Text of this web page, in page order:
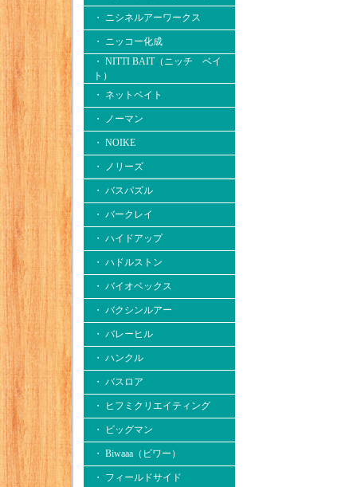
・ ニシネルアーワークス
・ ニッコー化成
・ NITTI BAIT（ニッチ ベイ
ト）
・ ネットベイト
・ ノーマン
・ NOIKE
・ ノリーズ
・ バスパズル
・ バークレイ
・ ハイドアップ
・ ハドルストン
・ バイオベックス
・ バクシンルアー
・ バレーヒル
・ ハンクル
・ バスロア
・ ヒフミクリエイティング
・ ビッグマン
・ Biwaaa（ビワー）
・ フィールドサイド